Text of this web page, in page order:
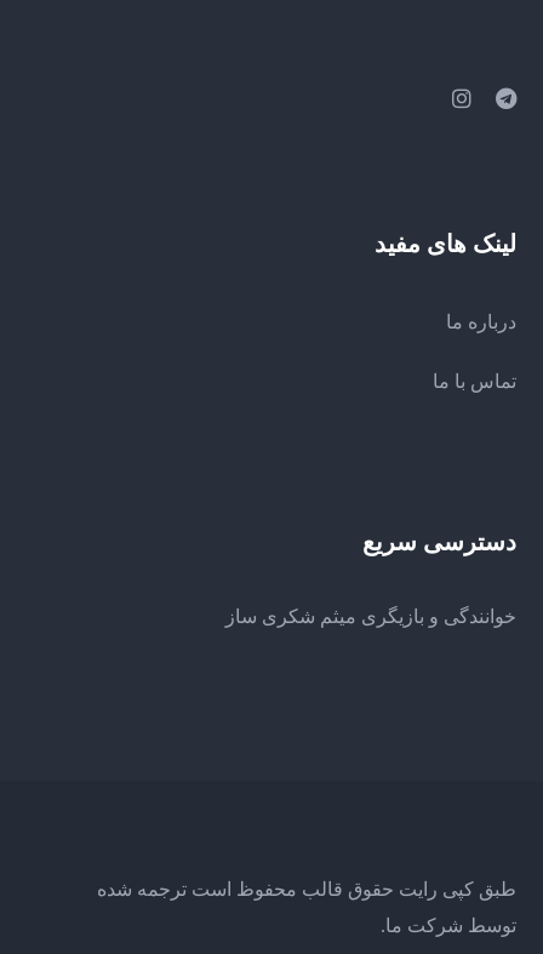
لینک های مفید
درباره ما
تماس با ما
دسترسی سریع
خوانندگی و بازیگری میثم شکری ساز
طبق کپی رایت حقوق قالب محفوظ است ترجمه شده
توسط شرکت ما.